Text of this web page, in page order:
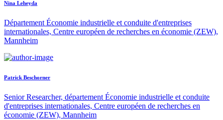
Nina Leheyda
Département Économie industrielle et conduite d'entreprises
internationales, Centre européen de recherches en économie (ZEW),
Mannheim
Patrick Beschorner
Senior Researcher, département Économie industrielle et conduite
d'entreprises internationales, Centre européen de recherches en
économie (ZEW), Mannheim